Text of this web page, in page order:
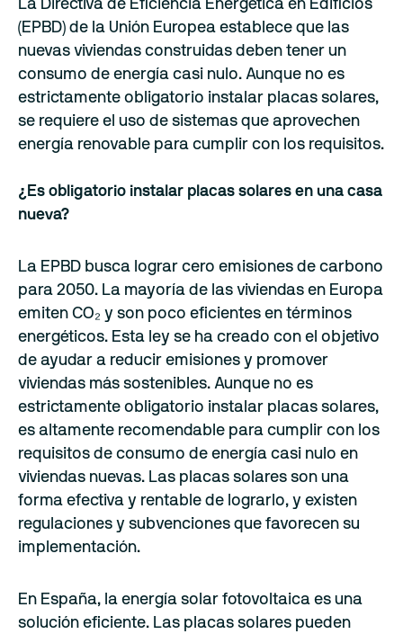
La Directiva de Eficiencia Energética en Edificios
(EPBD) de la Unión Europea establece que las
nuevas viviendas construidas deben tener un
consumo de energía casi nulo. Aunque no es
estrictamente obligatorio instalar placas solares,
se requiere el uso de sistemas que aprovechen
energía renovable para cumplir con los requisitos.
¿Es obligatorio instalar placas solares en una casa
nueva?
La EPBD busca lograr cero emisiones de carbono
para 2050. La mayoría de las viviendas en Europa
emiten CO₂ y son poco eficientes en términos
energéticos. Esta ley se ha creado con el objetivo
de ayudar a reducir emisiones y promover
viviendas más sostenibles. Aunque no es
estrictamente obligatorio instalar placas solares,
es altamente recomendable para cumplir con los
requisitos de consumo de energía casi nulo en
viviendas nuevas. Las placas solares son una
forma efectiva y rentable de lograrlo, y existen
regulaciones y subvenciones que favorecen su
implementación.
En España, la energía solar fotovoltaica es una
solución eficiente. Las placas solares pueden